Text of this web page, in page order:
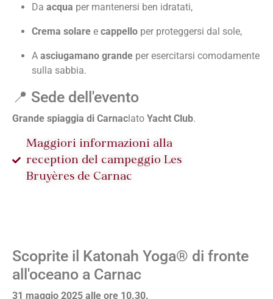
Da acqua per mantenersi ben idratati,
Crema solare e cappello per proteggersi dal sole,
A asciugamano grande per esercitarsi comodamente
sulla sabbia.
📍 Sede dell'evento
Grande spiaggia di Carnaclato Yacht Club.
Maggiori informazioni alla
reception del campeggio Les
Bruyères de Carnac
Scoprite il Katonah Yoga® di fronte
all'oceano a Carnac
31 maggio 2025 alle ore 10.30.